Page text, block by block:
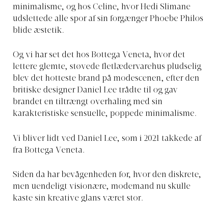
minimalisme, og hos Celine, hvor Hedi Slimane
udslettede alle spor af sin forgænger Phoebe Philos
blide æstetik.
Og vi har set det hos Bottega Veneta, hvor det
lettere glemte, støvede fletlædervarehus pludselig
blev det hotteste brand på modescenen, efter den
britiske designer Daniel Lee trådte til og gav
brandet en tiltrængt overhaling med sin
karakteristiske sensuelle, poppede minimalisme.
Vi bliver lidt ved Daniel Lee, som i 2021 takkede af
fra Bottega Veneta.
Siden da har bevågenheden for, hvor den diskrete,
men uendeligt visionære, modemand nu skulle
kaste sin kreative glans været stor.